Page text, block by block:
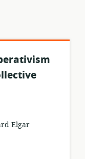
Elgar